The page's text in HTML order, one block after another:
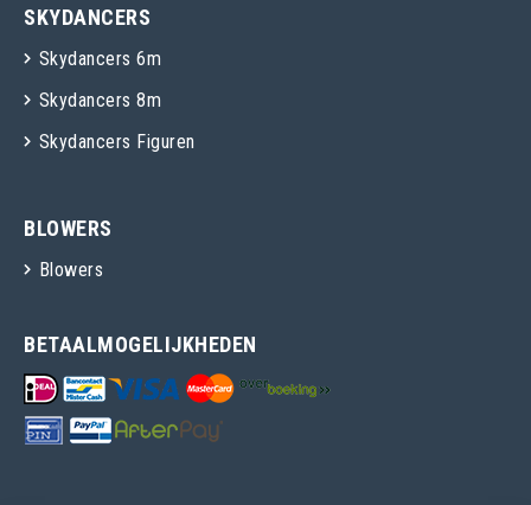
SKYDANCERS
Skydancers 6m
Skydancers 8m
Skydancers Figuren
BLOWERS
Blowers
BETAALMOGELIJKHEDEN